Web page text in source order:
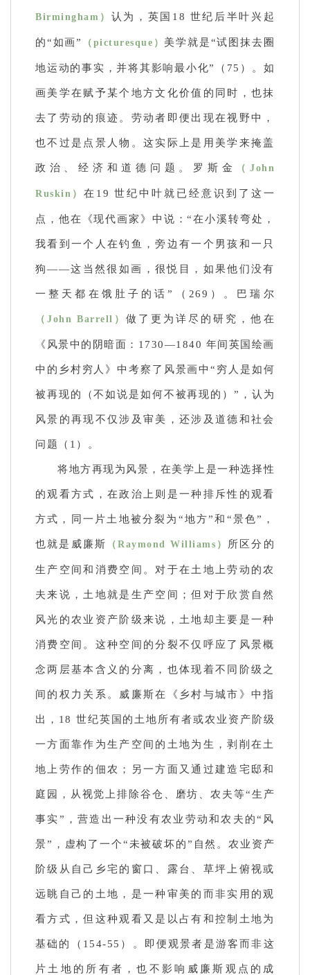
Birmingham） 认为，英国18 世纪后半叶兴起
的“如画” （picturesque） 美学就是“试图抹去圈
地运动的事实，并将其影响最小化”（75）。如
画美学在赋予某个地方文化价值的同时，也抹
去了劳动的痕迹。劳动者即便出现在视野中，
也不过是点景人物。这实际上是用美学来掩盖
政治、经济和道德问题。罗斯金 （John
Ruskin）在19 世纪中叶就已经意识到了这一
点，他在《现代画家》中说：“在小溪转弯处，
我看到一个人在钓鱼，旁边有一个男孩和一只
狗——这当然很如画，很悦目，如果他们没有
一整天都在饿肚子的话”（269）。巴瑞尔
（John Barrell）做了更为详尽的研究，他在
《风景中的阴暗面：1730—1840 年间英国绘画
中的乡村穷人》中考察了风景画中“穷人是如何
被再现的（不如说是如何不被再现的）”，认为
风景的再现不仅涉及审美，还涉及道德和社会
问题（1）。
将地方再现为风景，在美学上是一种选择性
的观看方式，在政治上则是一种排斥性的观看
方式，同一片土地被分裂为“地方”和“景色”，
也就是威廉斯 （Raymond Williams） 所区分的
生产空间和消费空间。对于在土地上劳动的农
夫来说，土地就是生产空间；但对于欣赏自然
风光的农业资产阶级来说，土地却主要是一种
消费空间。这种空间的分裂不仅呼应了风景概
念两层基本含义的分离，也体现着不同阶级之
间的权力关系。威廉斯在《乡村与城市》中指
出，18 世纪英国的土地所有者或农业资产阶级
一方面靠作为生产空间的土地为生，剥削在土
地上劳作的佃农；另一方面又通过建造宅邸和
庭园，从视觉上排除谷仓、磨坊、农夫等“生产
事实”，营造出一种没有农业劳动和农夫的“风
景”，虚构了一个“未被破坏的”自然。农业资产
阶级从自己乡宅的窗口、露台、草坪上俯视或
远眺自己的土地，是一种审美的而非实用的观
看方式，但这种观看又是以占有和控制土地为
基础的（154-55）。即便观景者是游客而非这
片土地的所有者，也不影响威廉斯观点的成